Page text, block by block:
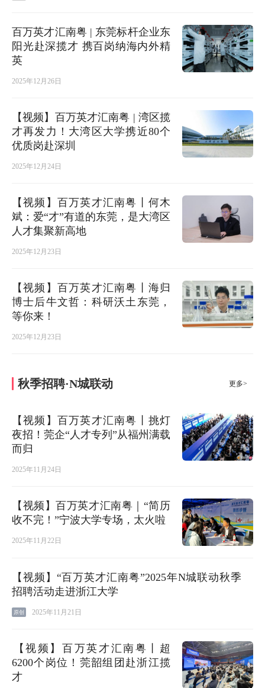
百万英才汇南粤 | 东莞标杆企业东
阳光赴深揽才 携百岗纳海内外精
英
2025年12月26日
【视频】百万英才汇南粤 | 湾区揽
才再发力！大湾区大学携近80个
优质岗赴深圳
2025年12月24日
【视频】百万英才汇南粤丨何木
斌：爱“才”有道的东莞，是大湾区
人才集聚新高地
2025年12月23日
【视频】百万英才汇南粤丨海归
博士后牛文哲：科研沃土东莞，
等你来！
2025年12月23日
秋季招聘·N城联动 更多>
【视频】百万英才汇南粤丨挑灯
夜招！莞企“人才专列”从福州满载
而归
2025年11月24日
【视频】百万英才汇南粤｜“简历
收不完！”宁波大学专场，太火啦
2025年11月22日
【视频】“百万英才汇南粤”2025年N城联动秋季
招聘活动走进浙江大学
原创 2025年11月21日
​【视频】百万英才汇南粤丨超
6200个岗位！莞韶组团赴浙江揽
才